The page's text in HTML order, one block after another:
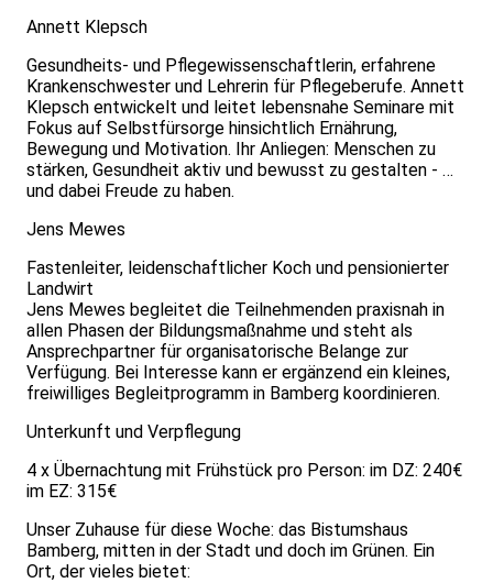
Annett Klepsch
Gesundheits- und Pflegewissenschaftlerin, erfahrene
Krankenschwester und Lehrerin für Pflegeberufe. Annett
Klepsch entwickelt und leitet lebensnahe Seminare mit
Fokus auf Selbstfürsorge hinsichtlich Ernährung,
Bewegung und Motivation. Ihr Anliegen: Menschen zu
stärken, Gesundheit aktiv und bewusst zu gestalten - …
und dabei Freude zu haben.
Jens Mewes
Fastenleiter, leidenschaftlicher Koch und pensionierter
Landwirt
Jens Mewes begleitet die Teilnehmenden praxisnah in
allen Phasen der Bildungsmaßnahme und steht als
Ansprechpartner für organisatorische Belange zur
Verfügung. Bei Interesse kann er ergänzend ein kleines,
freiwilliges Begleitprogramm in Bamberg koordinieren.
Unterkunft und Verpflegung
4 x Übernachtung mit Frühstück pro Person: im DZ: 240€
im EZ: 315€
Unser Zuhause für diese Woche: das Bistumshaus
Bamberg, mitten in der Stadt und doch im Grünen. Ein
Ort, der vieles bietet: